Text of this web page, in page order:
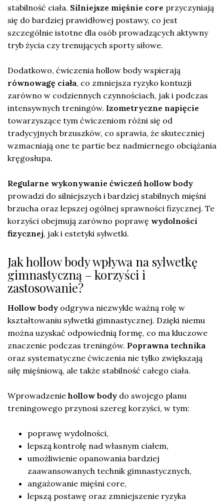
stabilność ciała. Silniejsze mięśnie core przyczyniają
się do bardziej prawidłowej postawy, co jest
szczególnie istotne dla osób prowadzących aktywny
tryb życia czy trenujących sporty siłowe.
Dodatkowo, ćwiczenia hollow body wspierają
równowagę ciała, co zmniejsza ryzyko kontuzji
zarówno w codziennych czynnościach, jak i podczas
intensywnych treningów. Izometryczne napięcie
towarzyszące tym ćwiczeniom różni się od
tradycyjnych brzuszków, co sprawia, że skuteczniej
wzmacniają one te partie bez nadmiernego obciążania
kręgosłupa.
Regularne wykonywanie ćwiczeń hollow body
prowadzi do silniejszych i bardziej stabilnych mięśni
brzucha oraz lepszej ogólnej sprawności fizycznej. Te
korzyści obejmują zarówno poprawę wydolności
fizycznej, jak i estetyki sylwetki.
Jak hollow body wpływa na sylwetkę
gimnastyczną – korzyści i
zastosowanie?
Hollow body odgrywa niezwykle ważną rolę w
kształtowaniu sylwetki gimnastycznej. Dzięki niemu
można uzyskać odpowiednią formę, co ma kluczowe
znaczenie podczas treningów. Poprawna technika
oraz systematyczne ćwiczenia nie tylko zwiększają
siłę mięśniową, ale także stabilność całego ciała.
Wprowadzenie hollow body do swojego planu
treningowego przynosi szereg korzyści, w tym:
poprawę wydolności,
lepszą kontrolę nad własnym ciałem,
umożliwienie opanowania bardziej
zaawansowanych technik gimnastycznych,
angażowanie mięśni core,
lepszą postawę oraz zmniejszenie ryzyka